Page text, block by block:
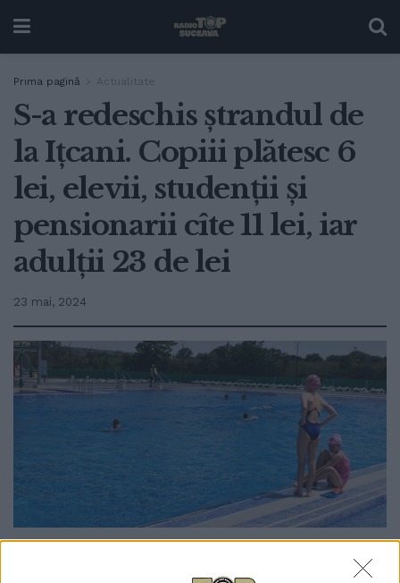
Prima pagină Actualitate
S-a redeschis ștrandul de
la Ițcani. Copiii plătesc 6
lei, elevii, studenții și
pensionarii cîte 11 lei, iar
adulții 23 de lei
23 mai, 2024